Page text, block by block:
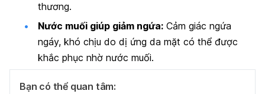
thương.
Nước muối giúp giảm ngứa: Cảm giác ngứa
ngáy, khó chịu do dị ứng da mặt có thể được
khắc phục nhờ nước muối.
Bạn có thể quan tâm: